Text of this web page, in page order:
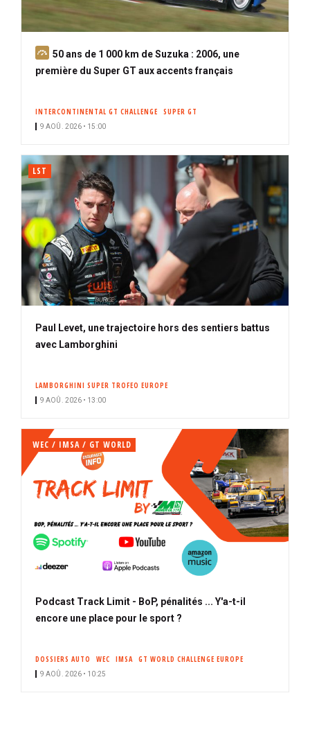
A
b
50 ans de 1 000 km de Suzuka : 2006, une
première du Super GT aux accents français
INTERCONTINENTAL GT CHALLENGE SUPER GT
9 AOÛ. 2026 • 15:00
LST
Paul Levet, une trajectoire hors des sentiers battus
avec Lamborghini
LAMBORGHINI SUPER TROFEO EUROPE
9 AOÛ. 2026 • 13:00
WEC / IMSA / GT WORLD
Podcast Track Limit - BoP, pénalités ... Y'a-t-il
encore une place pour le sport ?
DOSSIERS AUTO WEC IMSA GT WORLD CHALLENGE EUROPE
9 AOÛ. 2026 • 10:25